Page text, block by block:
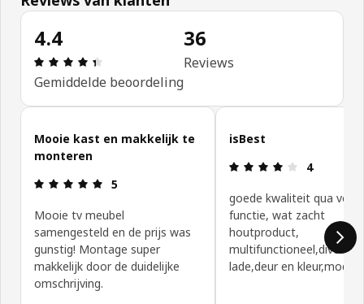
4.4
Review: 4.4 van 5 sterren. Totaal beoordelingen:
Gemiddelde beoordeling
36
Reviews
Klantbeoordelingen overslaan
Mooie kast en makkelijk te
monteren
Review: 5 van 5 sterren.
5
Mooie tv meubel
samengesteld en de prijs was
gunstig! Montage super
makkelijk door de duidelijke
omschrijving.
isBest
Review: 4
4
goede kwaliteit qua
functie, wat zacht
houtproduct,
multifunctioneel,divers
lade,deur en